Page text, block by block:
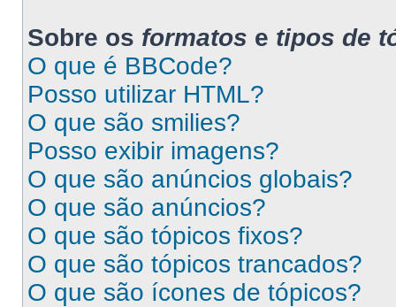
Sobre os formatos e tipos de
O que é BBCode?
Posso utilizar HTML?
O que são smilies?
Posso exibir imagens?
O que são anúncios globais?
O que são anúncios?
O que são tópicos fixos?
O que são tópicos trancados?
O que são ícones de tópicos?